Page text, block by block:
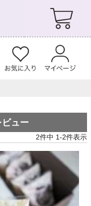
ビュー
2件中 1-2件表示